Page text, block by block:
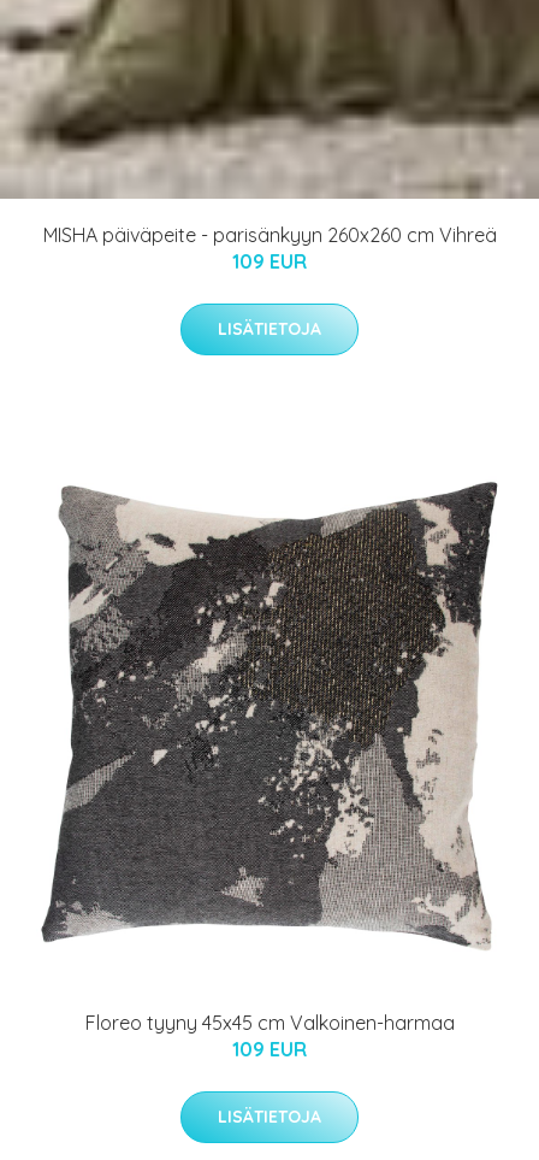
MISHA päiväpeite - parisänkyyn 260x260 cm Vihreä
109 EUR
LISÄTIETOJA
Floreo tyyny 45x45 cm Valkoinen-harmaa
109 EUR
LISÄTIETOJA